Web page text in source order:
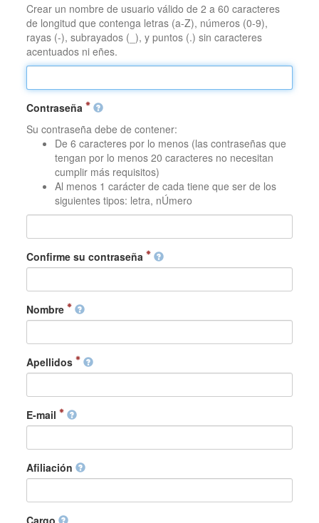
Crear un nombre de usuario válido de 2 a 60 caracteres
de longitud que contenga letras (a-Z), números (0-9),
rayas (-), subrayados (_), y puntos (.) sin caracteres
acentuados ni eñes.
Contraseña
Su contraseña debe de contener:
De 6 caracteres por lo menos (las contraseñas que
tengan por lo menos 20 caracteres no necesitan
cumplir más requisitos)
Al menos 1 carácter de cada tiene que ser de los
siguientes tipos: letra, nÚmero
Confirme su contraseña
Nombre
Apellidos
E-mail
Afiliación
Cargo